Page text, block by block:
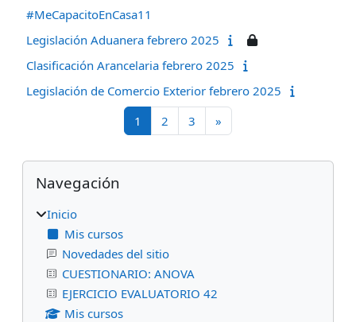
#MeCapacitoEnCasa11
Legislación Aduanera febrero 2025
Clasificación Arancelaria febrero 2025
Legislación de Comercio Exterior febrero 2025
1 Página 1
2 Página 2
3 Página 3
»
Bloques
Omitir Navegación
Navegación
Inicio
Mis cursos
Novedades del sitio
CUESTIONARIO: ANOVA
EJERCICIO EVALUATORIO 42
Mis cursos